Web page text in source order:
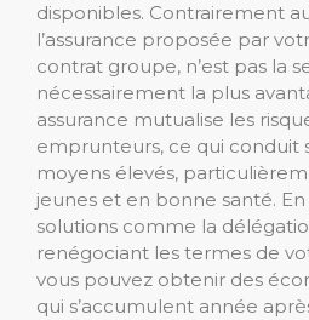
disponibles. Contrairement
l’assurance proposée par
contrat groupe, n’est pas la
nécessairement la plus
assurance mutualise les
emprunteurs, ce qui conduit
moyens élevés,
jeunes et en bonne santé.
solutions comme la
renégociant les termes de
vous pouvez obtenir des
qui s’accumulent année